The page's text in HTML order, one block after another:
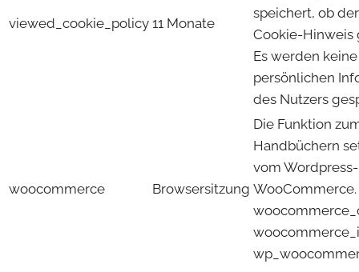
viewed_cookie_policy 11 Monate
speichert, ob
Cookie-Hinweis
Es werden keine
persönlichen
des Nutzers
woocommerce Browsersitzung
Die Funktion
Handbüchern
vom
WooCommerce.